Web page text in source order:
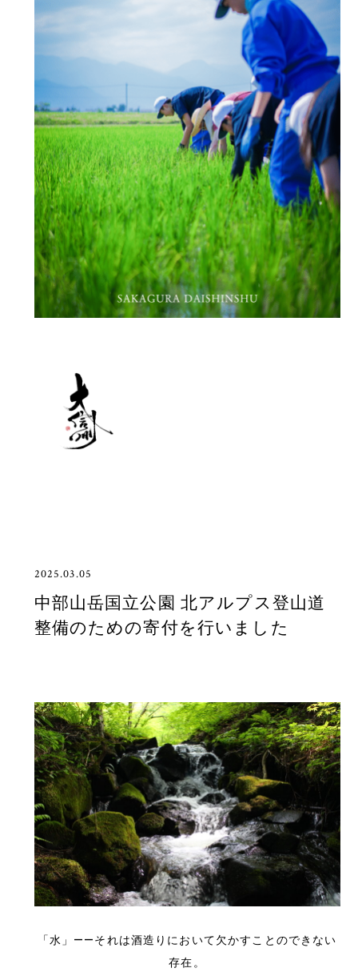
2025.03.05
中部山岳国立公園 北アルプス登山道
整備のための寄付を行いました
「水」――それは酒造りにおいて欠かすことのできない
存在。